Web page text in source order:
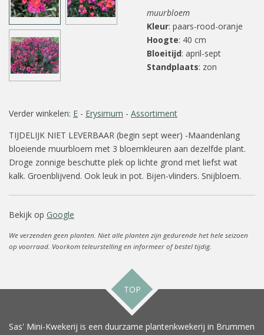
muurbloem
Kleur: paars-rood-oranje
Hoogte: 40 cm
Bloeitijd: april-sept
Standplaats: zon
Verder winkelen: E - Erysimum - Assortiment
TIJDELIJK NIET LEVERBAAR (begin sept weer) -Maandenlang
bloeiende muurbloem met 3 bloemkleuren aan dezelfde plant.
Droge zonnige beschutte plek op lichte grond met liefst wat
kalk. Groenblijvend. Ook leuk in pot. Bijen-vlinders. Snijbloem.
Bekijk op Google
We verzenden geen planten. Niet alle planten zijn gedurende het hele seizoen
op voorraad. Voorkom teleurstelling en informeer of bestel tijdig.
TOP
Sas' Mini-Kwekerij is een duurzame plantenkwekerij in Brummen